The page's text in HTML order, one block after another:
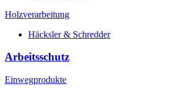
Holzverarbeitung
Häcksler & Schredder
Arbeitsschutz
Einwegprodukte